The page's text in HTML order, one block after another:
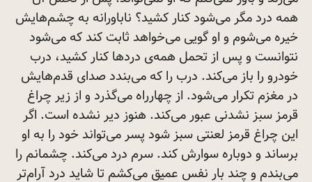
همه درد مگر می‌شود کنار کشید؟ ناباورانه به چشم‌هایش
خیره می‌شوم و او گویی می‌خواهد ثابت کند که می‌شود
نتوانست و پس از تحمل همه‌ی دردها کنار کشید، درب
خودرو را باز می‌کند. درب را که می‌بندد صدای قدم‌هایش
در مغزم تکرار می‌شود. از چهارراه می‌گذرد و از زیر چراغ
قرمز سبز نشدنی عبور می‌کند. هنوز دیر نشده است. اگر
این چراغ قرمز لعنتی سبز شود پسر می‌تواند خود را به او
برساند و دوباره سوارش کند. سرم درد می‌کند. چشمانم را
می‌بندم و چند بار نفس عمیق می‌کشم تا شاید درد آرام‌تر